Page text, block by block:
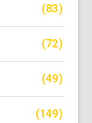
(83)
(72)
(49)
(149)